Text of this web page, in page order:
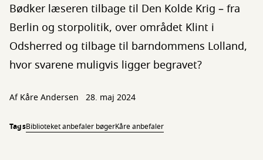
Bødker læseren tilbage til Den Kolde Krig – fra
Berlin og storpolitik, over området Klint i
Odsherred og tilbage til barndommens Lolland,
hvor svarene muligvis ligger begravet?
Af Kåre Andersen 28. maj 2024
TagsBiblioteket anbefaler bøgerKåre anbefaler